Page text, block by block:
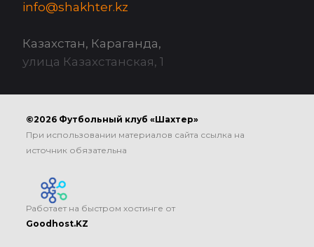
info@shakhter.kz
Казахстан, Караганда,
улица Казахстанская, 1
©2026 Футбольный клуб «Шахтер»
При использовании материалов сайта ссылка на
источник обязательна
Работает на быстром хостинге от
Goodhost.KZ